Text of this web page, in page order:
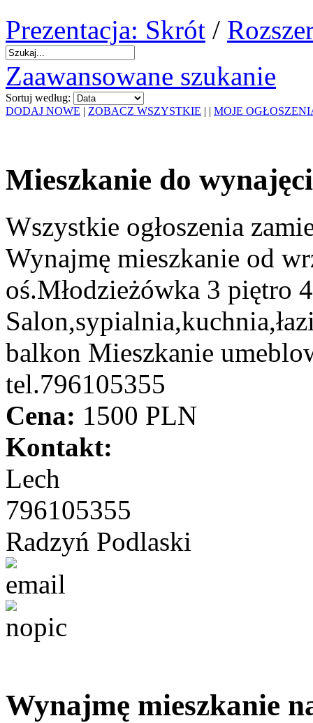
Prezentacja: Skrót /
Zaawansowane szukanie
Sortuj według:
DODAJ NOWE | ZOBACZ WSZYSTKIE | | MOJE
Mieszkanie do
Wszystkie ogłoszenia
Wynajmę mieszkanie od
oś.Młodzieżówka 3 piętro
balkon Mieszkanie
tel.796105355
Cena: 1500 PLN
Kontakt:
Lech
796105355
Radzyń Podlaski
Wynajmę mieszkanie